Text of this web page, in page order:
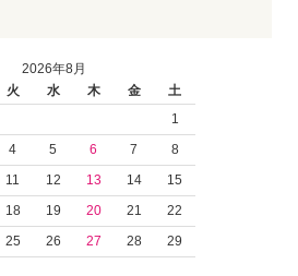
2026年8月
火 水 木 金
土
1
4 5 6 7
8
11 12 13 14
15
18 19 20 21
22
25 26 27 28
29